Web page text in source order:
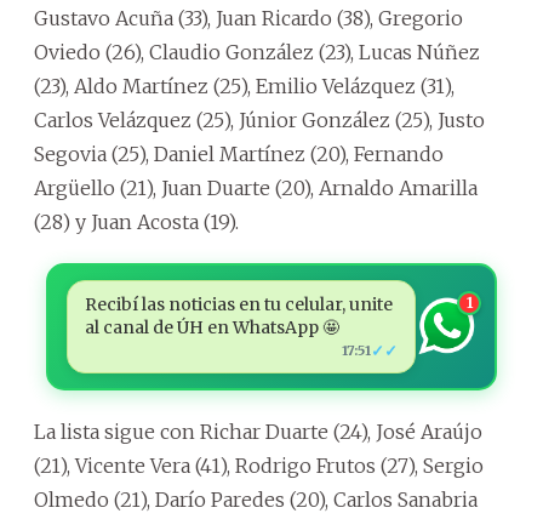
Gustavo Acuña (33), Juan Ricardo (38), Gregorio
Oviedo (26), Claudio González (23), Lucas Núñez
(23), Aldo Martínez (25), Emilio Velázquez (31),
Carlos Velázquez (25), Júnior González (25), Justo
Segovia (25), Daniel Martínez (20), Fernando
Argüello (21), Juan Duarte (20), Arnaldo Amarilla
(28) y Juan Acosta (19).
Recibí las noticias en tu celular, unite
al canal de ÚH en WhatsApp 🤩
17:51 ✓✓
1
La lista sigue con Richar Duarte (24), José Araújo
(21), Vicente Vera (41), Rodrigo Frutos (27), Sergio
Olmedo (21), Darío Paredes (20), Carlos Sanabria